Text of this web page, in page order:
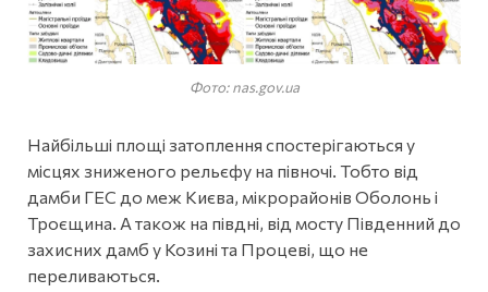
Фото: nas.gov.ua
Найбільші площі затоплення спостерігаються у
місцях зниженого рельєфу на півночі. Тобто від
дамби ГЕС до меж Києва, мікрорайонів Оболонь і
Троєщина. А також на півдні, від мосту Південний до
захисних дамб у Козині та Процеві, що не
переливаються.